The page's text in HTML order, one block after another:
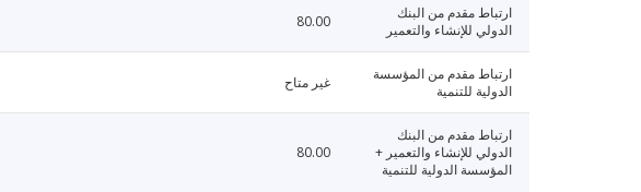
ارتباط مقدم من البنك
الدولي للإنشاء والتعمير
80.00
ارتباط مقدم من المؤسسة
الدولية للتنمية
غير متاح
ارتباط مقدم من البنك
الدولي للإنشاء والتعمير +
المؤسسة الدولية للتنمية
80.00